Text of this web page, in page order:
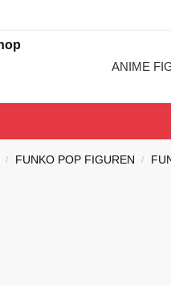
ANIME
/ FUNKO POP FIGUREN /